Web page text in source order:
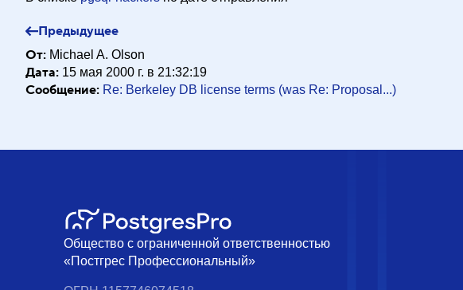
Предыдущее
От: Michael A. Olson
Дата: 15 мая 2000 г. в 21:32:19
Сообщение: Re: Berkeley DB license terms (was Re: Proposal...)
Общество с ограниченной ответственностью
«Постгрес Профессиональный»